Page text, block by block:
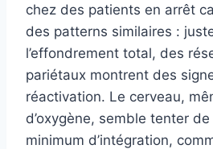
chez des patients en arrêt
des patterns similaires :
l’effondrement total, des
pariétaux montrent des
réactivation. Le cerveau,
d’oxygène, semble tenter
minimum d’intégration,